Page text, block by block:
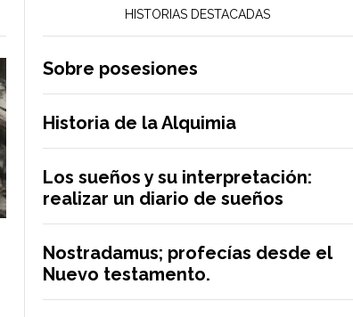
HISTORIAS DESTACADAS
Sobre posesiones
Historia de la Alquimia
Los sueños y su interpretación:
realizar un diario de sueños
Nostradamus; profecías desde el
Nuevo testamento.